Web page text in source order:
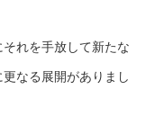
れを手放して新たな
なる展開がありまし